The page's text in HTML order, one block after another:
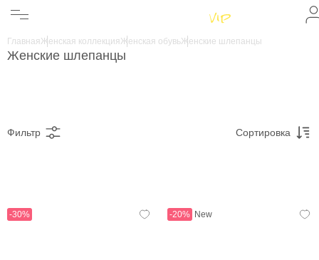
Бренды
ГлавнаяЖенская коллекцияЖенская обувьЖенские шлепанцы
Женские шлепанцы
Фильтр Сортировка
-30% -20% New